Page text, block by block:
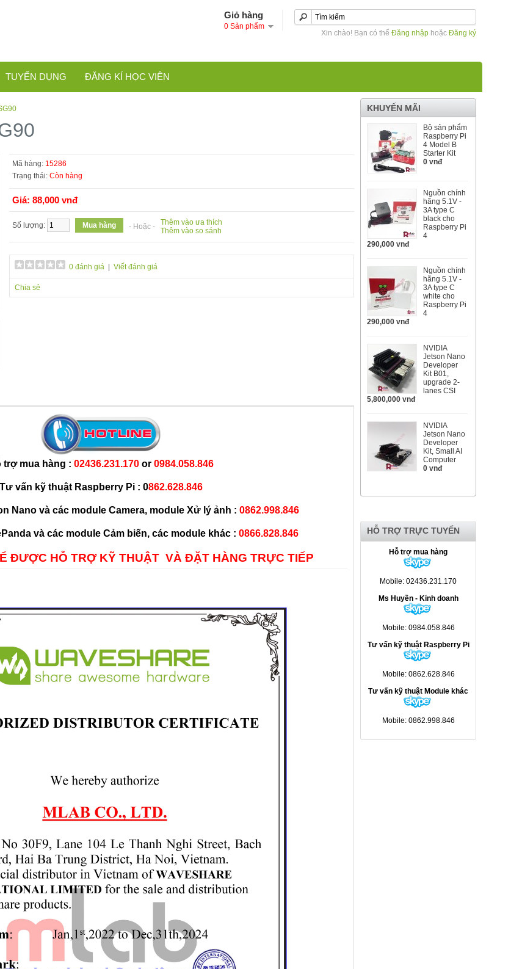
Giỏ hàng
0 Sản phẩm
Xin chào! Bạn có thể Đăng nhập hoặc Đăng ký
TUYỂN DỤNG ĐĂNG KÍ HỌC VIÊN
KHUYẾN MÃI
Bộ sản phẩm
Raspberry Pi
4 Model B
Starter Kit
0 vnđ
Nguồn chính
hãng 5.1V -
3A type C
black cho
Raspberry Pi
4
290,000 vnđ
Nguồn chính
hãng 5.1V -
3A type C
white cho
Raspberry Pi
4
290,000 vnđ
NVIDIA
Jetson Nano
Developer
Kit B01,
upgrade 2-
lanes CSI
5,800,000 vnđ
NVIDIA
Jetson Nano
Developer
Kit, Small AI
Computer
0 vnđ
HỖ TRỢ TRỰC TUYẾN
Hỗ trợ mua hàng
Mobile: 02436.231.170
Ms Huyền - Kinh doanh
Mobile: 0984.058.846
Tư vấn kỹ thuật Raspberry Pi
Mobile: 0862.628.846
Tư vấn kỹ thuật Module khác
Mobile: 0862.998.846
Mã hàng: 15286
Trạng thái: Còn hàng
Giá: 88,000 vnđ
Số lượng: - Hoặc - Thêm vào ưa thích
Thêm vào so sánh
0 đánh giá Viết đánh giá
Chia sẻ
trợ mua hàng : 02436.231.170 or 0984.058.846
Tư vấn kỹ thuật Raspberry Pi : 0862.628.846
Nano và các module Camera, module Xử lý ảnh : 0862.998.846
và các module Cảm biến, các module khác : 0866.828.846
ĐƯỢC HỖ TRỢ KỸ THUẬT VÀ ĐẶT HÀNG TRỰC TIẾP